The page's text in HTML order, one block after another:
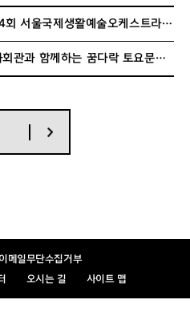
데
1
-강좌운영 및 홍보
· 아카데미 수강생 관리 등
*음악관련 전공자 우대
일 이전부터 서울시에 주민등록상
2017 제4회 서울국제생활예술오케스트라 축제(SICOF) 국내단체 참가 모집
세종문화회관과 함께하는 꿈다락 토요문화학교 수강생 모집공고
이메일무단수집거부
오시는 길 사이트 맵